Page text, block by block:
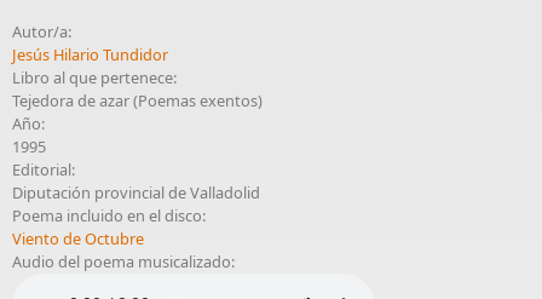
Autor/a:
Jesús Hilario Tundidor
Libro al que pertenece:
Tejedora de azar (Poemas exentos)
Año:
1995
Editorial:
Diputación provincial de Valladolid
Poema incluido en el disco:
Viento de Octubre
Audio del poema musicalizado: